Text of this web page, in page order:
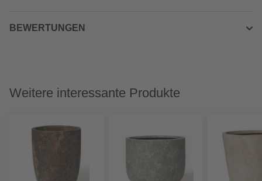
BEWERTUNGEN
Weitere interessante Produkte